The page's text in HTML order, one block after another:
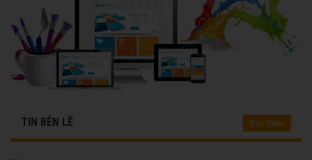
TIN BÊN LỀ Đọc thêm